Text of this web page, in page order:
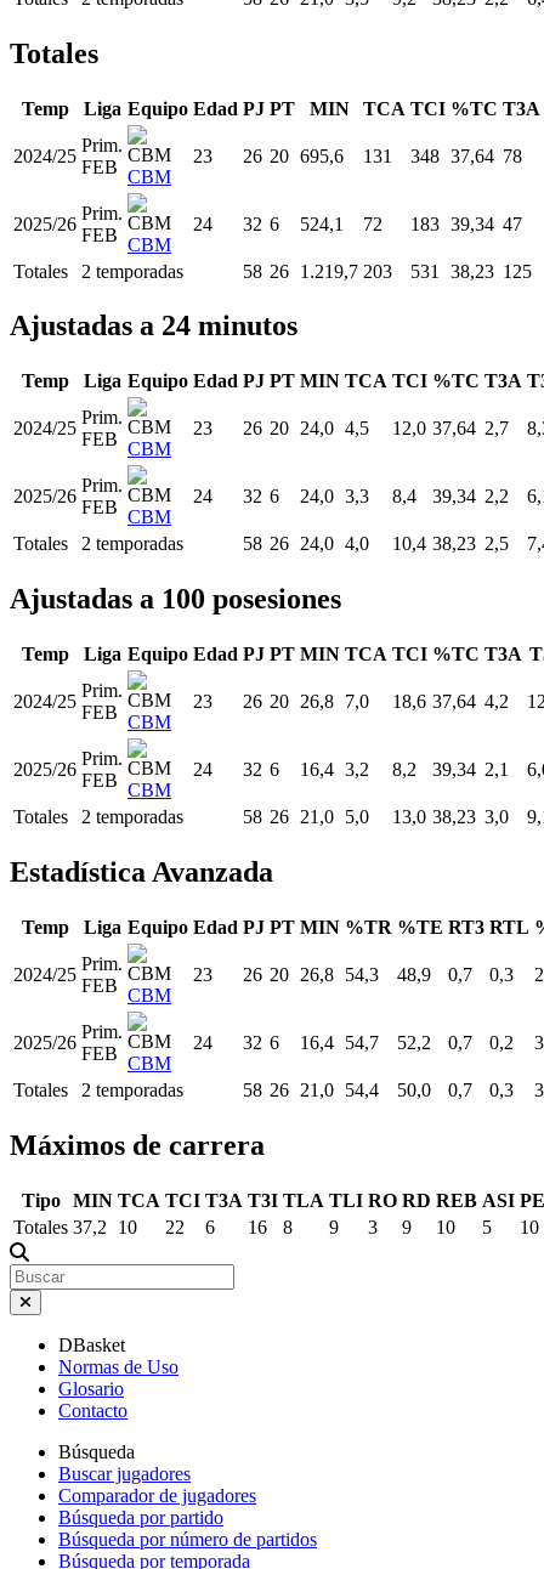
Totales
Temp Liga Equipo Edad PJ PT MIN TCA TCI %TC T3A
2024/25
Prim.
FEB CBM
23 26 20 695,6 131 348 37,64 78
2025/26
Prim.
FEB CBM
24 32 6 524,1 72 183 39,34 47
Totales 2 temporadas 58 26 1.219,7 203 531 38,23 125
Ajustadas a 24 minutos
Temp Liga Equipo Edad PJ PT MIN TCA TCI %TC T3A
2024/25
Prim.
FEB CBM
23 26 20 24,0 4,5 12,0 37,64 2,7
2025/26
Prim.
FEB CBM
24 32 6 24,0 3,3 8,4 39,34 2,2
Totales 2 temporadas 58 26 24,0 4,0 10,4 38,23 2,5
Ajustadas a 100 posesiones
Temp Liga Equipo Edad PJ PT MIN TCA TCI %TC T3A
2024/25
Prim.
FEB CBM
23 26 20 26,8 7,0 18,6 37,64 4,2
2025/26
Prim.
FEB CBM
24 32 6 16,4 3,2 8,2 39,34 2,1
Totales 2 temporadas 58 26 21,0 5,0 13,0 38,23 3,0
Estadística Avanzada
Temp Liga Equipo Edad PJ PT MIN %TR %TE RT3 RTL
2024/25
Prim.
FEB CBM
23 26 20 26,8 54,3 48,9 0,7 0,3
2025/26
Prim.
FEB CBM
24 32 6 16,4 54,7 52,2 0,7 0,2
Totales 2 temporadas 58 26 21,0 54,4 50,0 0,7 0,3
Máximos de carrera
Tipo MIN TCA TCI T3A T3I TLA TLI RO RD REB ASI
Totales 37,2 10 22 6 16 8 9 3 9 10 5 10
DBasket
Normas de Uso
Glosario
Contacto
Búsqueda
Buscar jugadores
Comparador de jugadores
Búsqueda por partido
Búsqueda por número de partidos
Búsqueda por temporada